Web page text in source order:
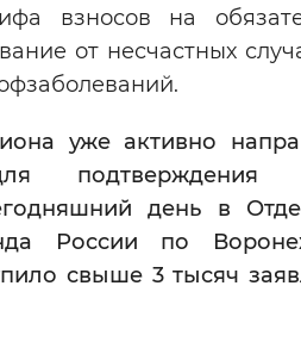
Синий фон
Изображения
Выключены
Звуковой ассистент
Остановить
взносов на
от несчастных
уже активно
подтверждения
день в
России по
свыше 3 тысяч